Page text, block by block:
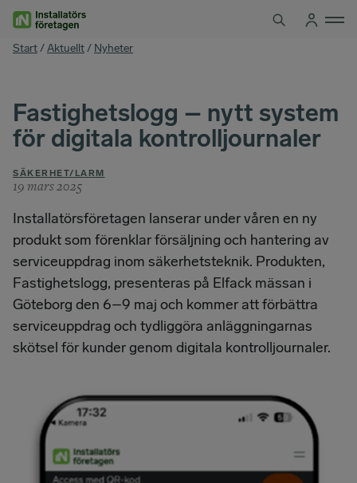
You
Start/Aktuellt/ Nyheter
Fastighetslogg – nytt system
för digitala kontrolljournaler
SÄKERHET/LARM
19 mars 2025
Installatörsföretagen lanserar under våren en ny
produkt som förenklar försäljning och hantering av
serviceuppdrag inom säkerhetsteknik. Produkten,
Fastighetslogg, presenteras på Elfack mässan i
Göteborg den 6–9 maj och kommer att förbättra
serviceuppdrag och tydliggöra anläggningarnas
skötsel för kunder genom digitala kontrolljournaler.